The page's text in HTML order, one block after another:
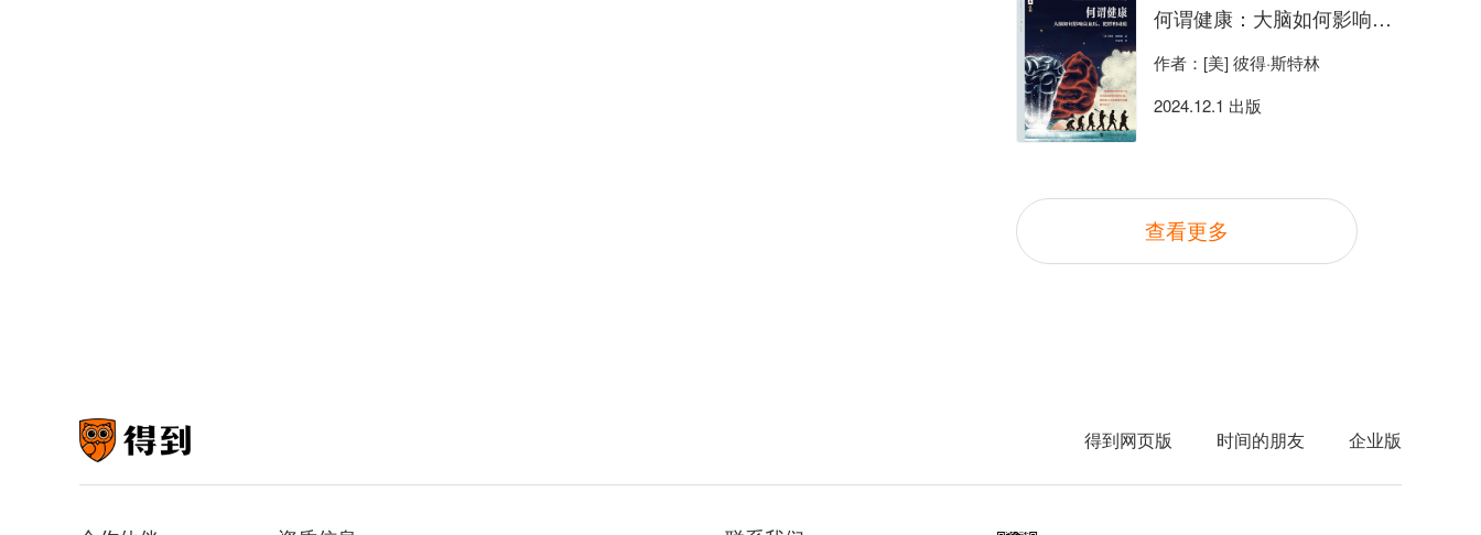
何谓健康：大脑如何影响高血压、肥胖和成瘾
作者：[美] 彼得·斯特林
2024.12.1 出版
查看更多
得到网页版 时间的朋友 企业版